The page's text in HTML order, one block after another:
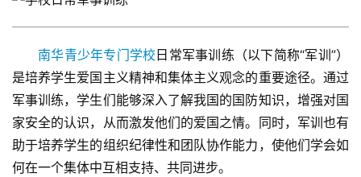
南华青少年专门学校 日常军事训练（以下简称“军训”）
是培养学生爱国主义精神和集体主义观念的重要途径。通过
军事训练，学生们能够深入了解我国的国防知识，增强对国
家安全的认识，从而激发他们的爱国之情。同时，军训也有
助于培养学生的组织纪律性和团队协作能力，使他们学会如
何在一个集体中互相支持、共同进步。